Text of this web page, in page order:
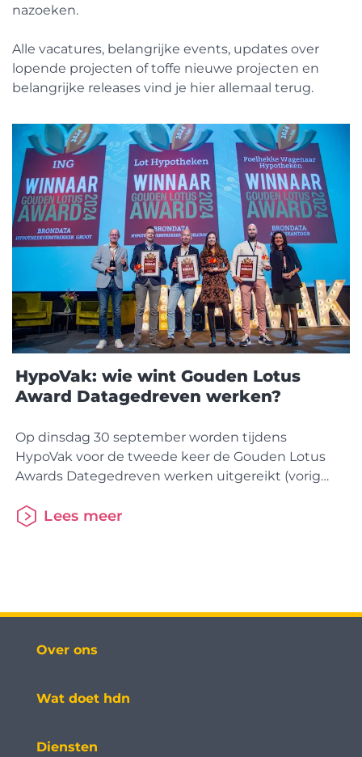
nazoeken.
Alle vacatures, belangrijke events, updates over
lopende projecten of toffe nieuwe projecten en
belangrijke releases vind je hier allemaal terug.
HypoVak: wie wint Gouden Lotus
Award Datagedreven werken?
Op dinsdag 30 september worden tijdens
HypoVak voor de tweede keer de Gouden Lotus
Awards Dategedreven werken uitgereikt (vorig
en InFinance partijen in de spotlight die laten zien
Lees meer
Over ons
Wat doet hdn
Diensten